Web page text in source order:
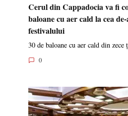
Cerul din Cappadocia va fi
baloane cu aer cald la cea
festivalului
30 de baloane cu aer cald din
0